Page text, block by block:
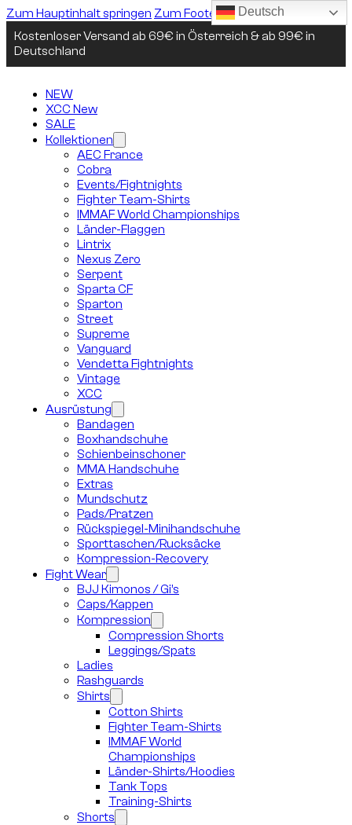
Zum Hauptinhalt springen Zum Footer springen
Kostenloser Versand ab 69€ in Österreich & ab 99€ in
Deutschland
NEW
XCC New
SALE
Kollektionen
AEC France
Cobra
Events/Fightnights
Fighter Team-Shirts
IMMAF World Championships
Länder-Flaggen
Lintrix
Nexus Zero
Serpent
Sparta CF
Sparton
Street
Supreme
Vanguard
Vendetta Fightnights
Vintage
XCC
Ausrüstung
Bandagen
Boxhandschuhe
Schienbeinschoner
MMA Handschuhe
Extras
Mundschutz
Pads/Pratzen
Rückspiegel-Minihandschuhe
Sporttaschen/Rucksäcke
Kompression-Recovery
Fight Wear
BJJ Kimonos / Gi’s
Caps/Kappen
Kompression
Compression Shorts
Leggings/Spats
Ladies
Rashguards
Shirts
Cotton Shirts
Fighter Team-Shirts
IMMAF World
Championships
Länder-Shirts/Hoodies
Tank Tops
Training-Shirts
Shorts
Deutsch